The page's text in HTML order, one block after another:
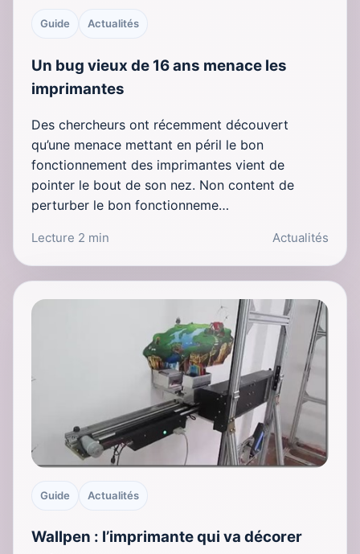
Guide Actualités
Un bug vieux de 16 ans menace les
imprimantes
Des chercheurs ont récemment découvert
qu’une menace mettant en péril le bon
fonctionnement des imprimantes vient de
pointer le bout de son nez. Non content de
perturber le bon fonctionneme…
Lecture 2 min Actualités
Guide Actualités
Wallpen : l’imprimante qui va décorer